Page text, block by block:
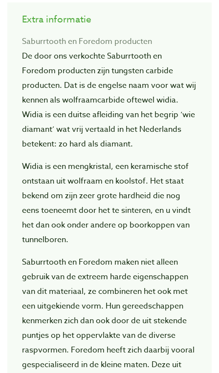
Extra informatie
Saburrtooth en Foredom producten
De door ons verkochte Saburrtooth en
Foredom producten zijn tungsten carbide
producten. Dat is de engelse naam voor wat wij
kennen als wolfraamcarbide oftewel widia.
Widia is een duitse afleiding van het begrip ‘wie
diamant’ wat vrij vertaald in het Nederlands
betekent: zo hard als diamant.
Widia is een mengkristal, een keramische stof
ontstaan uit wolfraam en koolstof. Het staat
bekend om zijn zeer grote hardheid die nog
eens toeneemt door het te sinteren, en u vindt
het dan ook onder andere op boorkoppen van
tunnelboren.
Saburrtooth en Foredom maken niet alleen
gebruik van de extreem harde eigenschappen
van dit materiaal, ze combineren het ook met
een uitgekiende vorm. Hun gereedschappen
kenmerken zich dan ook door de uit stekende
puntjes op het oppervlakte van de diverse
raspvormen. Foredom heeft zich daarbij vooral
gespecialiseerd in de kleine maten. Deze uit